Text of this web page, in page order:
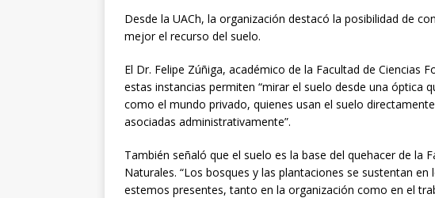
Desde la UACh, la organización destacó la posibilidad de
mejor el recurso del suelo.
El Dr. Felipe Zúñiga, académico de la Facultad de Ciencias
estas instancias permiten “mirar el suelo desde una óptica
como el mundo privado, quienes usan el suelo
asociadas administrativamente”.
También señaló que el suelo es la base del quehacer de la
Naturales. “Los bosques y las plantaciones se sustentan
estemos presentes, tanto en la organización como en el